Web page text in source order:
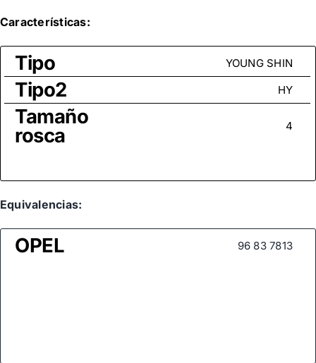
Características:
Tipo YOUNG SHIN
Tipo2 HY
Tamaño
rosca 4
Equivalencias:
OPEL 96 83 7813